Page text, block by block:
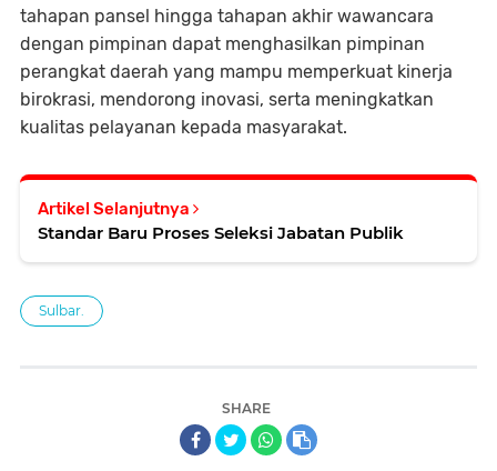
tahapan pansel hingga tahapan akhir wawancara
dengan pimpinan dapat menghasilkan pimpinan
perangkat daerah yang mampu memperkuat kinerja
birokrasi, mendorong inovasi, serta meningkatkan
kualitas pelayanan kepada masyarakat.
Artikel Selanjutnya
Standar Baru Proses Seleksi Jabatan Publik
Sulbar.
SHARE